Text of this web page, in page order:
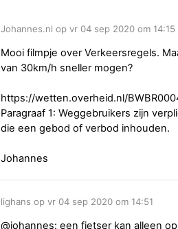
Johannes.nl op vr 04 sep 2020 om 14:15
Mooi filmpje over Verkeersregels.
van 30km/h sneller mogen?
https://wetten.overheid.nl/
Paragraaf 1: Weggebruikers zijn
die een gebod of verbod inhouden.
Johannes
lighans op vr 04 sep 2020 om 14:51
@johannes: een fietser kan alleen